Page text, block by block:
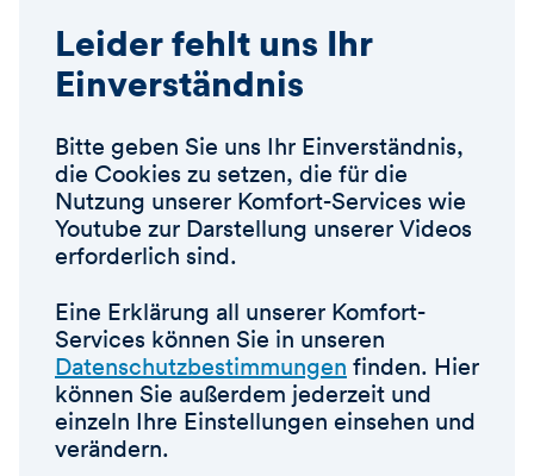
Leider fehlt uns Ihr
Einverständnis
Bitte geben Sie uns Ihr Einverständnis,
die Cookies zu setzen, die für die
Nutzung unserer Komfort-Services wie
Youtube zur Darstellung unserer Videos
erforderlich sind.
Eine Erklärung all unserer Komfort-
Services können Sie in unseren
Datenschutzbestimmungen finden. Hier
können Sie außerdem jederzeit und
einzeln Ihre Einstellungen einsehen und
verändern.